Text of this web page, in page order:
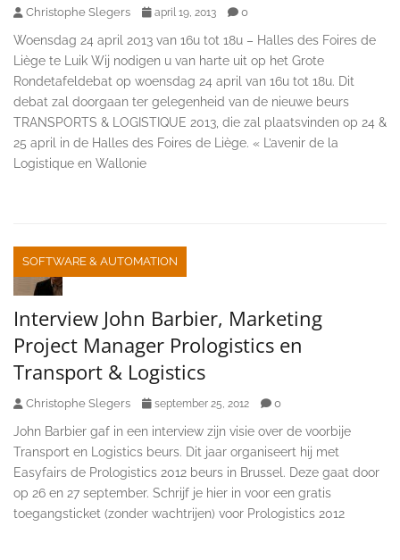
Christophe Slegers april 19, 2013 0
Woensdag 24 april 2013 van 16u tot 18u – Halles des Foires de
Liège te Luik Wij nodigen u van harte uit op het Grote
Rondetafeldebat op woensdag 24 april van 16u tot 18u. Dit
debat zal doorgaan ter gelegenheid van de nieuwe beurs
TRANSPORTS & LOGISTIQUE 2013, die zal plaatsvinden op 24 &
25 april in de Halles des Foires de Liège. « L’avenir de la
Logistique en Wallonie
SOFTWARE & AUTOMATION
Interview John Barbier, Marketing
Project Manager Prologistics en
Transport & Logistics
Christophe Slegers september 25, 2012 0
John Barbier gaf in een interview zijn visie over de voorbije
Transport en Logistics beurs. Dit jaar organiseert hij met
Easyfairs de Prologistics 2012 beurs in Brussel. Deze gaat door
op 26 en 27 september. Schrijf je hier in voor een gratis
toegangsticket (zonder wachtrijen) voor Prologistics 2012